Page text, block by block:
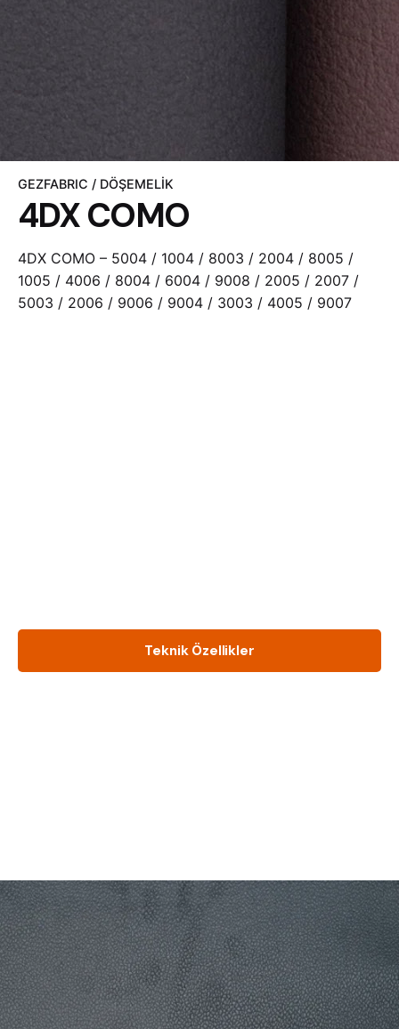
GEZFABRIC / DÖŞEMELIK
4DX COMO
4DX COMO – 5004 / 1004 / 8003 / 2004 / 8005 /
1005 / 4006 / 8004 / 6004 / 9008 / 2005 / 2007 /
5003 / 2006 / 9006 / 9004 / 3003 / 4005 / 9007
Teknik Özellikler